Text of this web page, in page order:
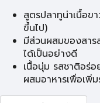
สูตรปลาทูน่าเนื้อ
ขึ้นไป)
มีส่วนผสมของสา
ได้เป็นอย่างดี
เนื้อนุ่ม รสชาติอร่
ผสมอาหารเพื่อเพิ่